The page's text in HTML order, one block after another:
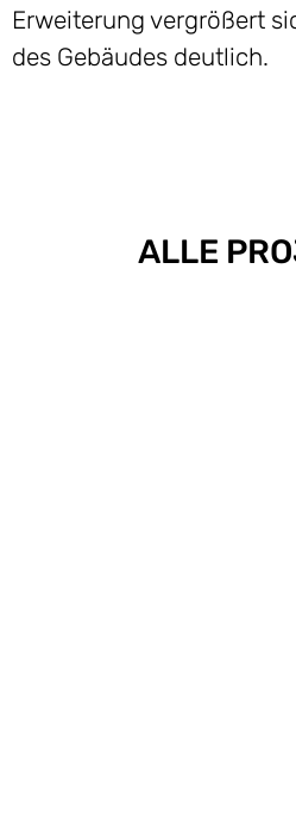
Erweiterung vergrößert
des Gebäudes deutlich.
ALLE